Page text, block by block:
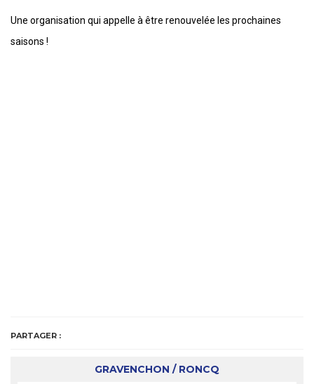
Une organisation qui appelle à être renouvelée les prochaines
saisons !
PARTAGER :
GRAVENCHON / RONCQ